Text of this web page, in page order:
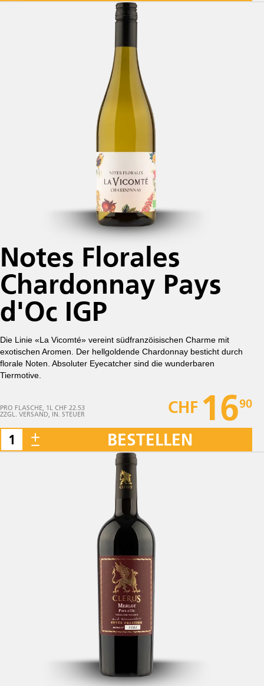
Notes Florales
Chardonnay Pays
d'Oc IGP
Die Linie «La Vicomté» vereint südfranzöisischen Charme mit
exotischen Aromen. Der hellgoldende Chardonnay besticht durch
florale Noten. Absoluter Eyecatcher sind die wunderbaren
Tiermotive.
PRO FLASCHE, 1L CHF 22.53
ZZGL. VERSAND, IN. STEUER
CHF 1690
BESTELLEN